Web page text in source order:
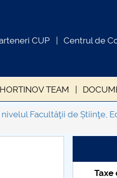
CUP Centrul de
TEAM
ETAPA A 3-a
Facultăţii de Știinţe,
Taxe